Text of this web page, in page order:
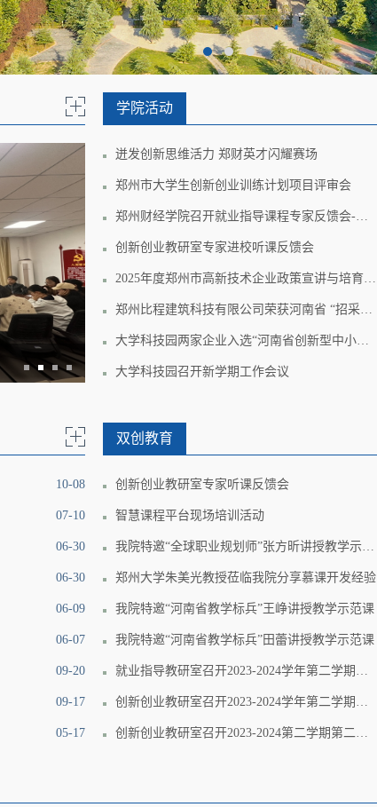
创新创业召开新学期教研会议
学院活动
迸发创新思维活力 郑财英才闪耀赛场
郑州市大学生创新创业训练计划项目评审会
郑州财经学院召开就业指导课程专家反馈会-共探AI技术赋能教学创新
创新创业教研室专家进校听课反馈会
2025年度郑州市高新技术企业政策宣讲与培育认定工作培训会在我校大学科技园成功举办
郑州比程建筑科技有限公司荣获河南省 “招采杯” 工程建设项目招标投标 BIM 技术应用竞赛一等奖
大学科技园两家企业入选“河南省创新型中小企业”
大学科技园召开新学期工作会议
10-08
07-10
06-30
06-30
06-09
06-07
09-20
09-17
05-17
双创教育
创新创业教研室专家听课反馈会
智慧课程平台现场培训活动
我院特邀“全球职业规划师”张方昕讲授教学示范课
郑州大学朱美光教授莅临我院分享慕课开发经验
我院特邀“河南省教学标兵”王峥讲授教学示范课
我院特邀“河南省教学标兵”田蕾讲授教学示范课
就业指导教研室召开2023-2024学年第二学期教师座谈会
创新创业教研室召开2023-2024学年第二学期第三次教研活动
创新创业教研室召开2023-2024第二学期第二次教研活动